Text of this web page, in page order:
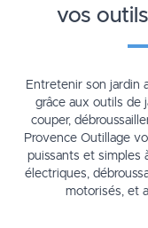
vos
Entretenir son jardin
grâce aux outils de
couper,
Provence Outillage
puissants et simples
électriques,
motorisés, et